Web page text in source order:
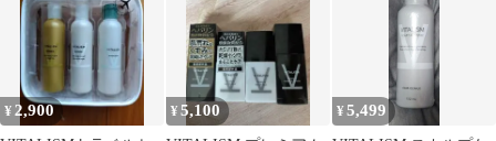
¥ 2,900 ¥5,100 ¥5,499